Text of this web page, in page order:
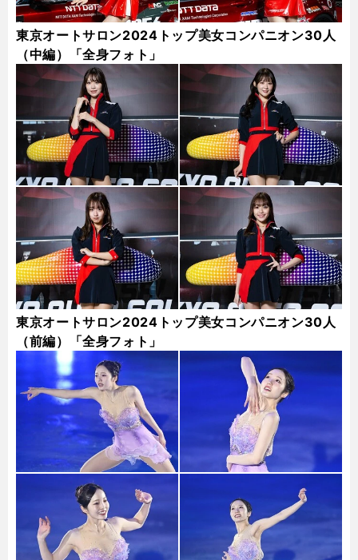
東京オートサロン2024トップ美女コンパニオン30人
（中編）「全身フォト」
東京オートサロン2024トップ美女コンパニオン30人
（前編）「全身フォト」